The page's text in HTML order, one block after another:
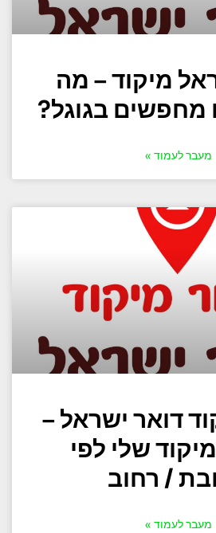
מיקוד – מה
מחפשים בגוגל?
מעבר לעמוד »
דואר ישראל –
שלי לפי
/ רחוב
מעבר לעמוד »